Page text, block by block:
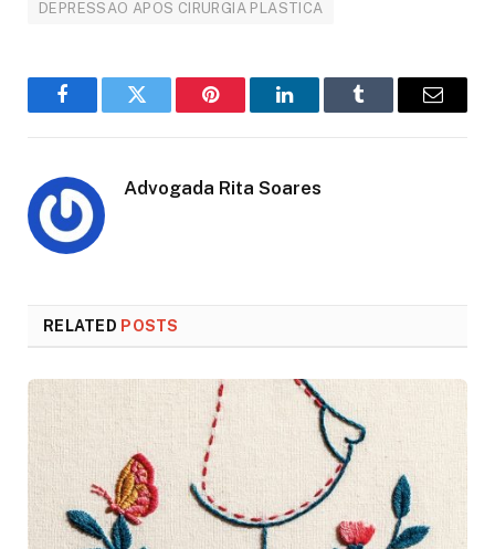
DEPRESSAO APOS CIRURGIA PLASTICA
FacebookTwitter Pinterest LinkedInTumblr Email
Advogada Rita Soares
RELATED POSTS